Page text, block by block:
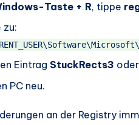
Taste + R, tippe
zu:
Eintrag StuckRects3
PC neu.
an der Registry